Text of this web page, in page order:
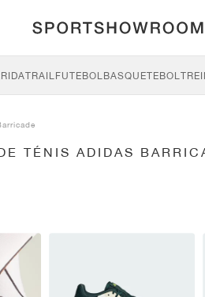
TRAILFUTEBOLBASQUETEBOL
TÉNIS ADIDAS